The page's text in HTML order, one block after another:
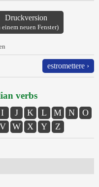
Druckversion
einem neuen Fenster)
estromettere ›
verbs
I J K L M N
O
V W X Y Z